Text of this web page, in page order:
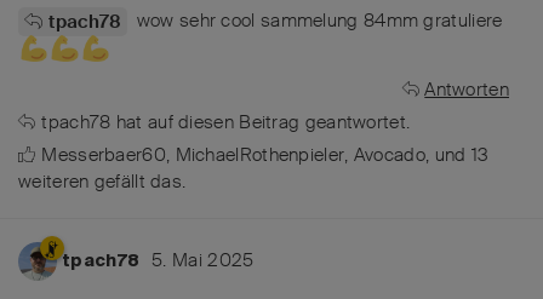
tpach78 wow sehr cool sammelung 84mm gratuliere
Antworten
tpach78 hat auf diesen Beitrag geantwortet.
Messerbaer60, MichaelRothenpieler, Avocado, und 13
weiteren gefällt das.
tpach78 5. Mai 2025